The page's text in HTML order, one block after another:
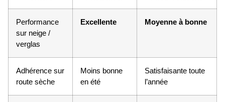
Performance
sur neige /
verglas
Excellente Moyenne à bonne
Adhérence sur
route sèche
Moins bonne
en été
Satisfaisante toute
l’année